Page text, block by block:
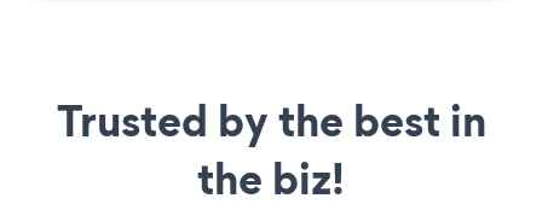
Trusted by the best in
the biz!